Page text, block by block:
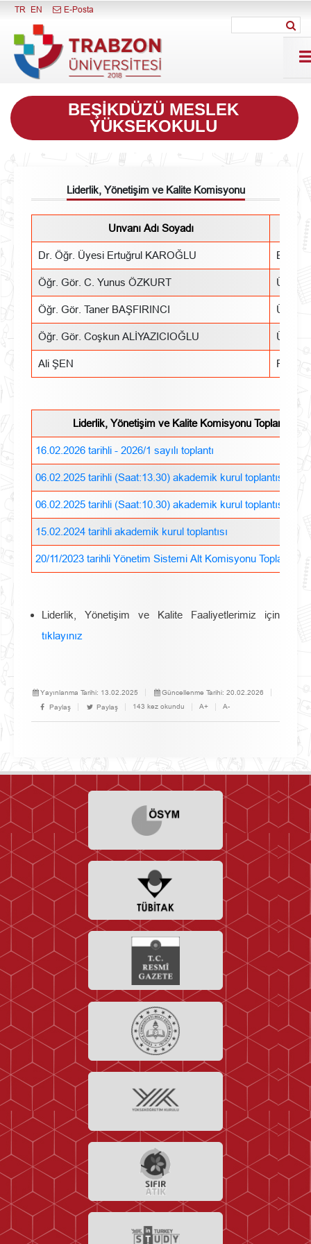
Menüyü Kapat
TR EN E-Posta
BEŞIKDÜZÜ MESLEK
YÜKSEKOKULU
Liderlik, Yönetişim ve Kalite Komisyonu
Unvanı Adı Soyadı
Dr. Öğr. Üyesi Ertuğrul KAROĞLU Başkan
Öğr. Gör. C. Yunus ÖZKURT Üye
Öğr. Gör. Taner BAŞFIRINCI Üye
Öğr. Gör. Coşkun ALİYAZICIOĞLU Üye
Ali ŞEN
Liderlik, Yönetişim ve Kalite Komisyonu Toplantıları
16.02.2026 tarihli - 2026/1 sayılı toplantı
06.02.2025 tarihli (Saat:13.30) akademik kurul toplantısı
06.02.2025 tarihli (Saat:10.30) akademik kurul toplantısı
15.02.2024 tarihli akademik kurul toplantısı
20/11/2023 tarihli Yönetim Sistemi Alt Komisyonu Toplantı
Liderlik, Yönetişim ve Kalite Faaliyetlerimiz için
tıklayınız
Yayınlanma Tarihi: 13.02.2025 Güncellenme Tarihi: 20.02.2026
Paylaş
Paylaş 143 kez okundu A+ A-